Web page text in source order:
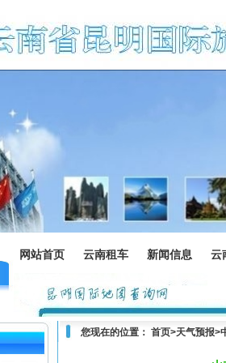
网站首页 云南租车 新闻信息 云
您现在的位置： 首页>天气预报>